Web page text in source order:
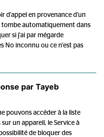
d'appel en provenance d'un
tombe automatiquement dans
si j'ai par mégarde
No inconnu ou ce n'est pas
parTayeb
pouvons accéder à la liste
un appareil, le Service à
de bloquer des